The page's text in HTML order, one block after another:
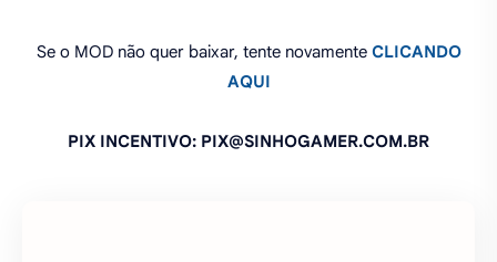
Se o MOD não quer baixar, tente novamente CLICANDO
AQUI
PIX INCENTIVO: PIX@SINHOGAMER.COM.BR